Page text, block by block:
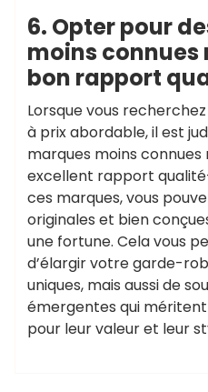
6. Opter pour
moins
bon rapport
Lorsque vous
à prix abordable, il est
marques moins
excellent rapport
ces marques, vous
originales et bien
une fortune. Cela vous
d’élargir votre garde-
uniques, mais aussi de
émergentes qui
pour leur valeur et leur